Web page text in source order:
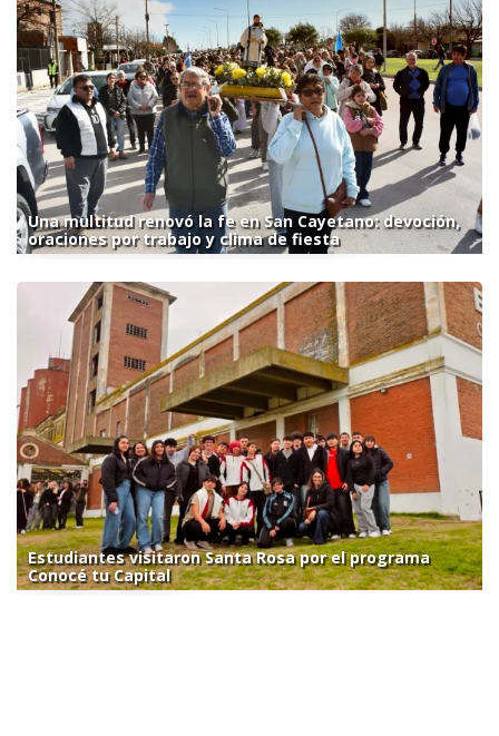
Una multitud renovó la fe en San Cayetano: devoción,
oraciones por trabajo y clima de fiesta
Estudiantes visitaron Santa Rosa por el programa
Conocé tu Capital